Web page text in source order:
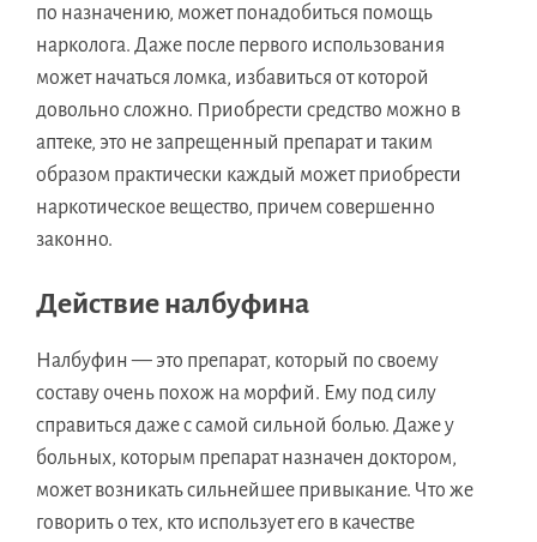
по назначению, может понадобиться помощь
нарколога. Даже после первого использования
может начаться ломка, избавиться от которой
довольно сложно. Приобрести средство можно в
аптеке, это не запрещенный препарат и таким
образом практически каждый может приобрести
наркотическое вещество, причем совершенно
законно.
Действие налбуфина
Налбуфин — это препарат, который по своему
составу очень похож на морфий. Ему под силу
справиться даже с самой сильной болью. Даже у
больных, которым препарат назначен доктором,
может возникать сильнейшее привыкание. Что же
говорить о тех, кто использует его в качестве